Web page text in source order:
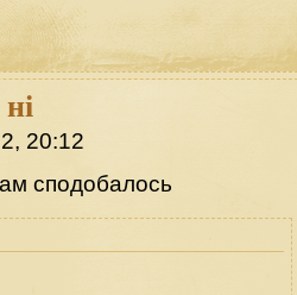
20:12
сподобалось